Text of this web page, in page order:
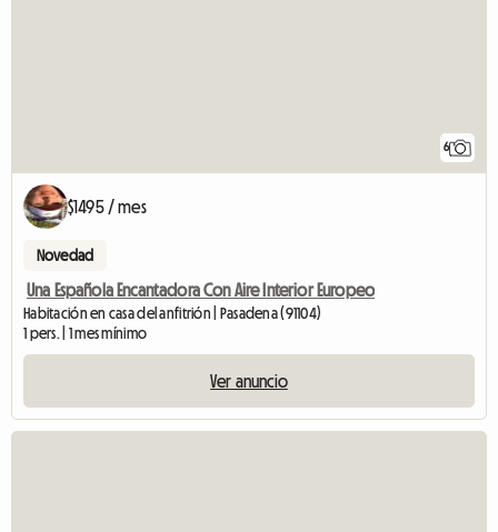
6
$1495 / mes
Novedad
Una Española Encantadora Con Aire Interior Europeo
Habitación en casa del anfitrión | Pasadena (91104)
1 pers. | 1 mes mínimo
Ver anuncio